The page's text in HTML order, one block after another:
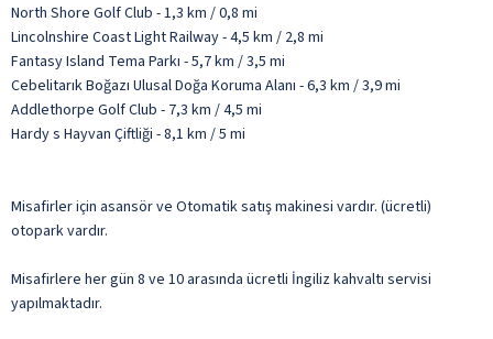
North Shore Golf Club - 1,3 km / 0,8 mi
Lincolnshire Coast Light Railway - 4,5 km / 2,8 mi
Fantasy Island Tema Parkı - 5,7 km / 3,5 mi
Cebelitarık Boğazı Ulusal Doğa Koruma Alanı - 6,3 km / 3,9 mi
Addlethorpe Golf Club - 7,3 km / 4,5 mi
Hardy s Hayvan Çiftliği - 8,1 km / 5 mi
Misafirler için asansör ve Otomatik satış makinesi vardır. (ücretli)
otopark vardır.
Misafirlere her gün 8 ve 10 arasında ücretli İngiliz kahvaltı servisi
yapılmaktadır.